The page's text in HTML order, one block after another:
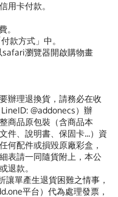
用卡付款。
。
款方式」中。
瀏覽器開啟購物畫
辦理退換貨，請務必在收
@addonecs）辦
商品原包裝（含商品本
件、說明書、保固卡...）資
何配件或損毀原廠彩盒，
表請一同隨貨附上，本公
退款。
讓單產生退貨困難之情事，
平台）代為處理發票，